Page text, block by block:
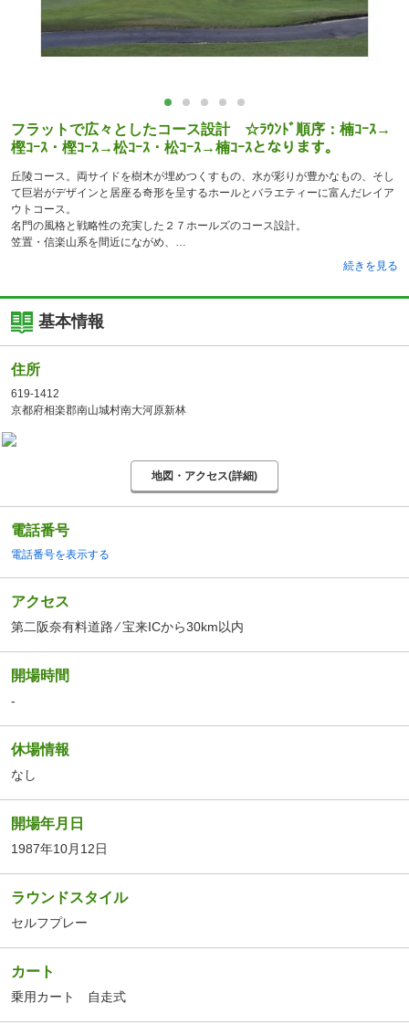
フラットで広々としたコース設計 ☆ﾗｳﾝﾄﾞ順序：楠ｺｰｽ→
樫ｺｰｽ・樫ｺｰｽ→松ｺｰｽ・松ｺｰｽ→楠ｺｰｽとなります。
丘陵コース。両サイドを樹木が埋めつくすもの、水が彩りが豊かなもの、そし
て巨岩がデザインと居座る奇形を呈するホールとバラエティーに富んだレイア
ウトコース。
名門の風格と戦略性の充実した２７ホールズのコース設計。
笠置・信楽山系を間近にながめ、
続きを見る
基本情報
住所
619-1412
京都府相楽郡南山城村南大河原新林
地図・アクセス(詳細)
電話番号
電話番号を表示する
アクセス
第二阪奈有料道路 ⁄ 宝来ICから30km以内
開場時間
-
休場情報
なし
開場年月日
1987年10月12日
ラウンドスタイル
セルフプレー
カート
乗用カート 自走式